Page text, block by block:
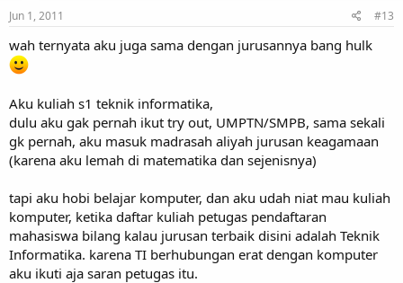
Jun 1, 2011 #13
wah ternyata aku juga sama dengan jurusannya bang hulk
Aku kuliah s1 teknik informatika,
dulu aku gak pernah ikut try out, UMPTN/SMPB, sama sekali
gk pernah, aku masuk madrasah aliyah jurusan keagamaan
(karena aku lemah di matematika dan sejenisnya)
tapi aku hobi belajar komputer, dan aku udah niat mau kuliah
komputer, ketika daftar kuliah petugas pendaftaran
mahasiswa bilang kalau jurusan terbaik disini adalah Teknik
Informatika. karena TI berhubungan erat dengan komputer
aku ikuti aja saran petugas itu.